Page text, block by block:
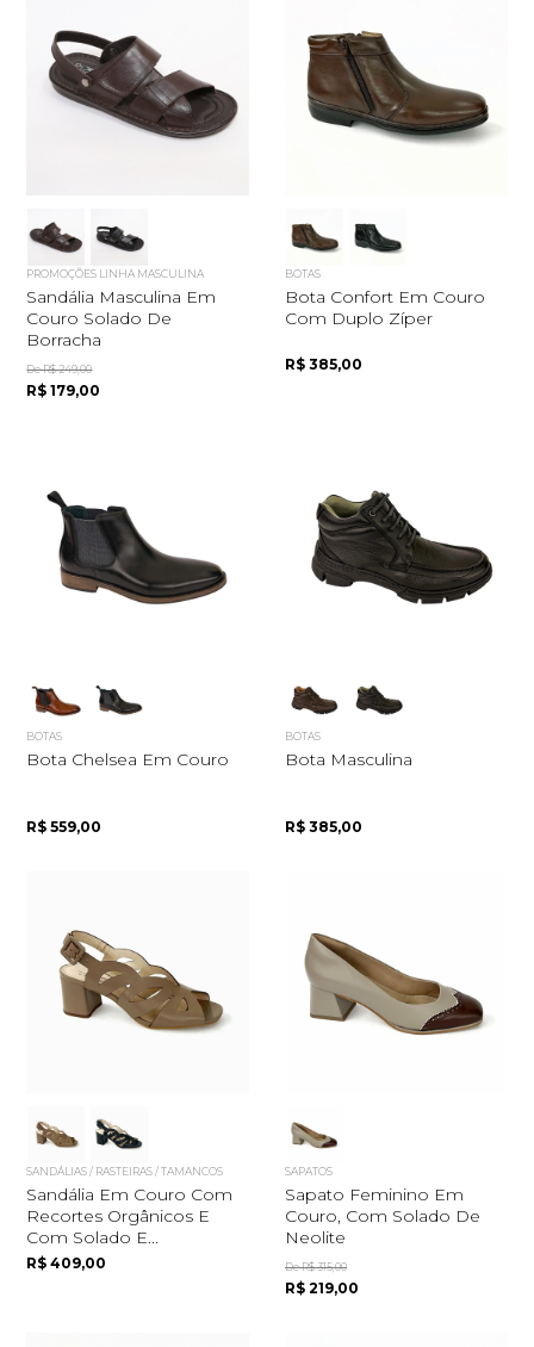
Quero me cadastrar
PROMOÇÕES LINHA MASCULINA
Sandália Masculina Em
Couro Solado De
Borracha
De R$ 249,00
R$ 179,00
BOTAS
Bota Confort Em Couro
Com Duplo Zíper
R$ 385,00
BOTAS
Bota Chelsea Em Couro
R$ 559,00
BOTAS
Bota Masculina
R$ 385,00
SANDÁLIAS / RASTEIRAS / TAMANCOS
Sandália Em Couro Com
Recortes Orgânicos E
Com Solado E...
R$ 409,00
SAPATOS
Sapato Feminino Em
Couro, Com Solado De
Neolite
De R$ 315,00
R$ 219,00